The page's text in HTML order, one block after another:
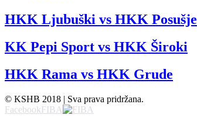
HKK Ljubuški vs HKK Posušje
KK Pepi Sport vs HKK Široki
HKK Rama vs HKK Grude
© KSHB 2018 | Sva prava pridržana.
FacebookFIBA